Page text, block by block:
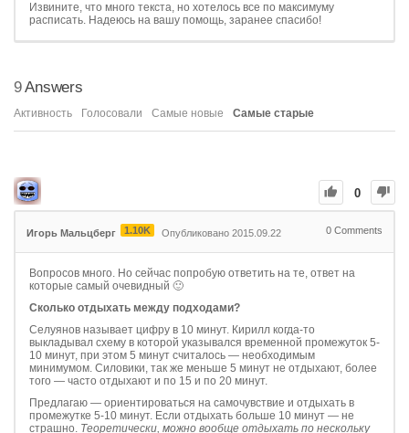
Извините, что много текста, но хотелось все по максимуму
расписать. Надеюсь на вашу помощь, заранее спасибо!
9Answers
Активность Голосовали Самые новые Самые старые
0
Игорь Мальцберг 1.10K Опубликовано 2015.09.22 0 Comments
Вопросов много. Но сейчас попробую ответить на те, ответ на
которые самый очевидный 🙂
Сколько отдыхать между подходами?
Селуянов называет цифру в 10 минут. Кирилл когда-то
выкладывал схему в которой указывался временной промежуток 5-
10 минут, при этом 5 минут считалось — необходимым
минимумом. Силовики, так же меньше 5 минут не отдыхают, более
того — часто отдыхают и по 15 и по 20 минут.
Предлагаю — ориентироваться на самочувствие и отдыхать в
промежутке 5-10 минут. Если отдыхать больше 10 минут — не
страшно. Теоретически, можно вообще отдыхать по нескольку